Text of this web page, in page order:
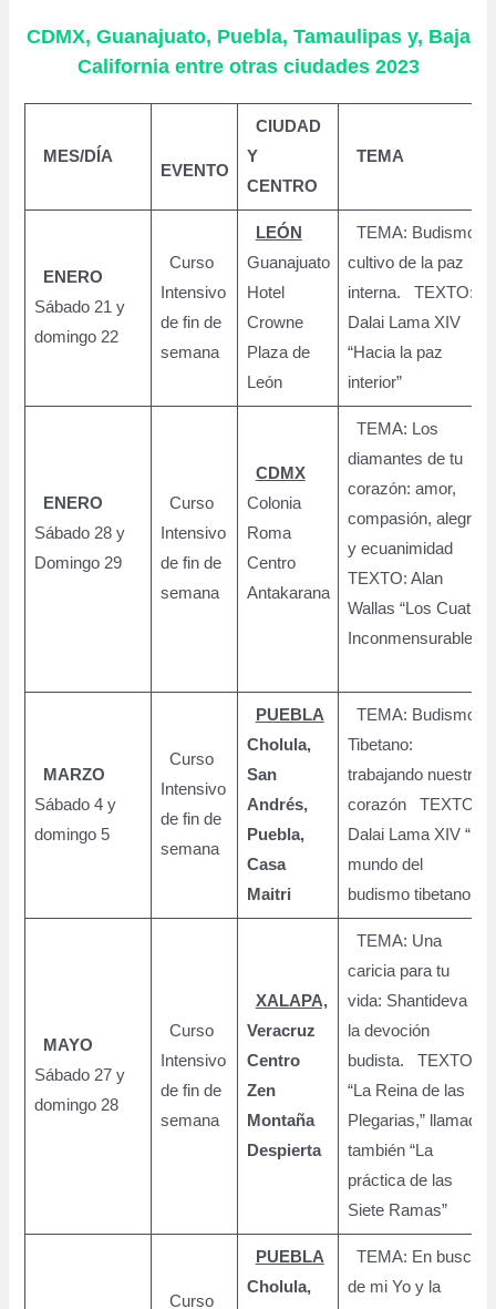
CDMX, Guanajuato, Puebla, Tamaulipas y, Baja
California entre otras ciudades 2023
MES/DÍA
EVENTO
CIUDAD
Y
CENTRO
TEMA
ENERO
Sábado 21 y
domingo 22
Curso
Intensivo
de fin de
semana
LEÓN
Guanajuato
Hotel
Crowne
Plaza de
León
TEMA: Budismo:
cultivo de la paz
interna. TEXTO:
Dalai Lama XIV
“Hacia la paz
interior”
ENERO
Sábado 28 y
Domingo 29
Curso
Intensivo
de fin de
semana
CDMX
Colonia
Roma
Centro
Antakarana
TEMA: Los
diamantes de tu
corazón: amor,
compasión, alegría
y ecuanimidad
TEXTO: Alan
Wallas “Los Cuatro
Inconmensurables”
MARZO
Sábado 4 y
domingo 5
Curso
Intensivo
de fin de
semana
PUEBLA
Cholula,
San
Andrés,
Puebla,
Casa
Maitri
TEMA: Budismo
Tibetano:
trabajando nuestro
corazón TEXTO:
Dalai Lama XIV “El
mundo del
budismo tibetano
MAYO
Sábado 27 y
domingo 28
Curso
Intensivo
de fin de
semana
XALAPA,
Veracruz
Centro
Zen
Montaña
Despierta
TEMA: Una
caricia para tu
vida: Shantideva y
la devoción
budista. TEXTO:
“La Reina de las
Plegarias,” llamada
también “La
práctica de las
Siete Ramas”
Curso
PUEBLA
Cholula,
TEMA: En busca
de mi Yo y la